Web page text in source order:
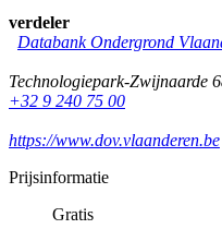
verdeler
Databank Ondergrond
Technologiepark-Zwijnaarde
+32 9 240 75 00
https://www.dov.vlaanderen.be
Prijsinformatie
Gratis